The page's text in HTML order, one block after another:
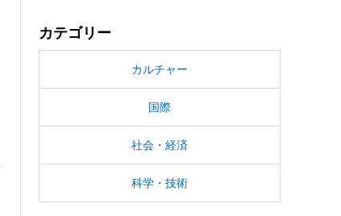
カテゴリー
カルチャー
国際
社会・経済
科学・技術